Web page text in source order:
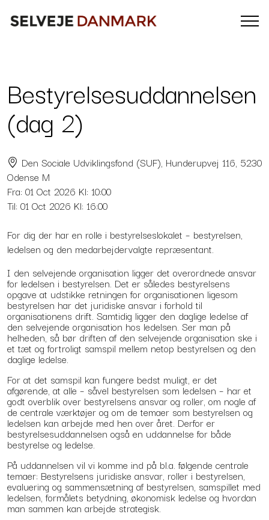
Bestyrelsesuddannelsen
(dag 2)
Den Sociale Udviklingsfond (SUF), Hunderupvej 116, 5230
Odense M
Fra: 01 Oct 2026 Kl: 10:00
Til: 01 Oct 2026 Kl: 16:00
For dig der har en rolle i bestyrelseslokalet – bestyrelsen,
ledelsen og den medarbejdervalgte repræsentant.
I den selvejende organisation ligger det overordnede ansvar
for ledelsen i bestyrelsen. Det er således bestyrelsens
opgave at udstikke retningen for organisationen ligesom
bestyrelsen har det juridiske ansvar i forhold til
organisationens drift. Samtidig ligger den daglige ledelse af
den selvejende organisation hos ledelsen. Ser man på
helheden, så bør driften af den selvejende organisation ske i
et tæt og fortroligt samspil mellem netop bestyrelsen og den
daglige ledelse.
For at det samspil kan fungere bedst muligt, er det
afgørende, at alle – såvel bestyrelsen som ledelsen – har et
godt overblik over bestyrelsens ansvar og roller, om nogle af
de centrale værktøjer og om de temaer som bestyrelsen og
ledelsen kan arbejde med hen over året. Derfor er
bestyrelsesuddannelsen også en uddannelse for både
bestyrelse og ledelse.
På uddannelsen vil vi komme ind på bl.a. følgende centrale
temaer: Bestyrelsens juridiske ansvar, roller i bestyrelsen,
evaluering og sammensætning af bestyrelsen, samspillet med
ledelsen, formålets betydning, økonomisk ledelse og hvordan
man sammen kan arbejde strategisk.